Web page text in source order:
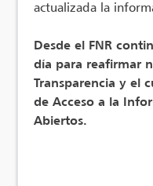
actualizada la
Desde el FNR
día para reafirmar
Transparencia y el
de Acceso a la
Abiertos.